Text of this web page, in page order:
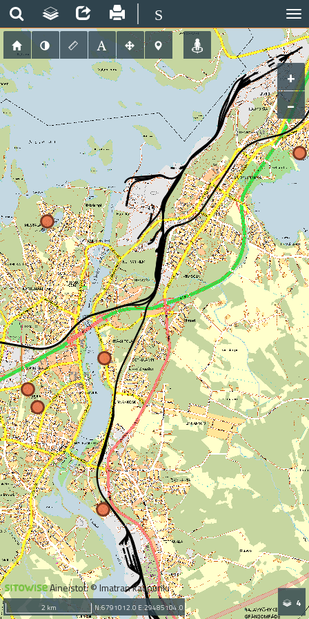
Aineistot: © Imatran kaupunki
2 km N:6791012.0 E:29485104.0
+
−
4
S